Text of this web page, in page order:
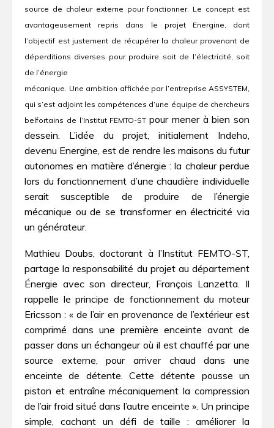
source de chaleur externe pour fonctionner. Le concept est
avantageusement repris dans le projet Energine, dont
l’objectif est justement de récupérer la chaleur provenant de
déperditions diverses pour produire soit de l’électricité, soit
de l’énergie
mécanique. Une ambition affichée par l’entreprise ASSYSTEM,
qui s’est adjoint les compétences d’une équipe de chercheurs
belfortains de l’Institut FEMTO-ST pour mener à bien son
dessein. L’idée du projet, initialement Indeho,
devenu Energine, est de rendre les maisons du futur
autonomes en matière d’énergie : la chaleur perdue
lors du fonctionnement d’une chaudière individuelle
serait susceptible de produire de l’énergie
mécanique ou de se transformer en électricité via
un générateur.
Mathieu Doubs, doctorant à l’Institut FEMTO-ST,
partage la responsabilité du projet au département
Énergie avec son directeur, François Lanzetta. Il
rappelle le principe de fonctionnement du moteur
Ericsson : « de l’air en provenance de l’extérieur est
comprimé dans une première enceinte avant de
passer dans un échangeur où il est chauffé par une
source externe, pour arriver chaud dans une
enceinte de détente. Cette détente pousse un
piston et entraîne mécaniquement la compression
de l’air froid situé dans l’autre enceinte ». Un principe
simple, cachant un défi de taille : améliorer la